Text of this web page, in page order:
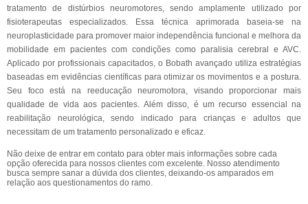
tratamento de distúrbios neuromotores, sendo amplamente utilizado por
fisioterapeutas especializados. Essa técnica aprimorada baseia-se na
neuroplasticidade para promover maior independência funcional e melhora da
mobilidade em pacientes com condições como paralisia cerebral e AVC.
Aplicado por profissionais capacitados, o Bobath avançado utiliza estratégias
baseadas em evidências científicas para otimizar os movimentos e a postura.
Seu foco está na reeducação neuromotora, visando proporcionar mais
qualidade de vida aos pacientes. Além disso, é um recurso essencial na
reabilitação neurológica, sendo indicado para crianças e adultos que
necessitam de um tratamento personalizado e eficaz.
Não deixe de entrar em contato para obter mais informações sobre cada
opção oferecida para nossos clientes com excelente. Nosso atendimento
busca sempre sanar a dúvida dos clientes, deixando-os amparados em
relação aos questionamentos do ramo.